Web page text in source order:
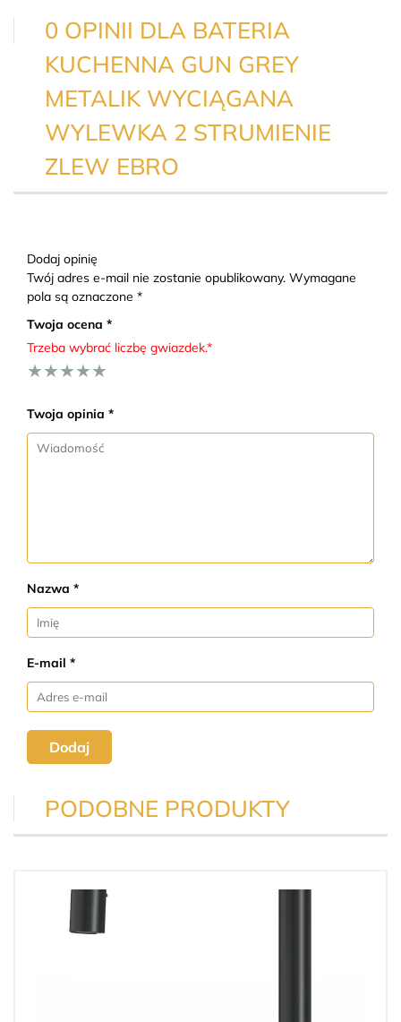
0 OPINII DLA BATERIA
KUCHENNA GUN GREY
METALIK WYCIĄGANA
WYLEWKA 2 STRUMIENIE
ZLEW EBRO
Dodaj opinię
Twój adres e-mail nie zostanie opublikowany. Wymagane
pola są oznaczone *
Twoja ocena *
Trzeba wybrać liczbę gwiazdek.*
★
★
★
★
★
Twoja opinia *
Nazwa *
E-mail *
Dodaj
PODOBNE PRODUKTY